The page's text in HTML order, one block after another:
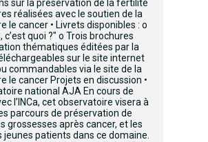
sur la préservation de la fertilité
réalisées avec le soutien de la
le cancer • Livrets disponibles : o
c’est quoi ?" o Trois brochures
thématiques éditées par la
sur le site internet
commandables via le site de la
le cancer Projets en discussion •
national AJA En cours de
l’INCa, cet observatoire visera à
parcours de préservation de
grossesses après cancer, et les
jeunes patients dans ce domaine.